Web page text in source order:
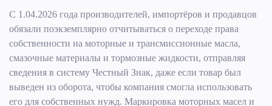
С 1.04.2026 года производителей, импортёров и продавцов
обязали поэкземплярно отчитываться о переходе права
собственности на моторные и трансмиссионные масла,
смазочные материалы и тормозные жидкости, отправляя
сведения в систему Честный Знак, даже если товар был
выведен из оборота, чтобы компания смогла использовать
его для собственных нужд. Маркировка моторных масел и